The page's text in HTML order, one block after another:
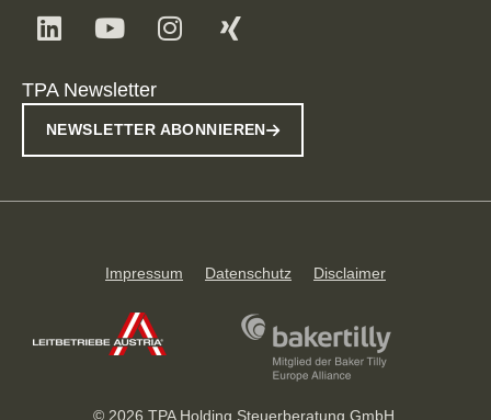
TPA Newsletter
NEWSLETTER ABONNIEREN
Impressum Datenschutz Disclaimer
© 2026 TPA Holding Steuerberatung GmbH.